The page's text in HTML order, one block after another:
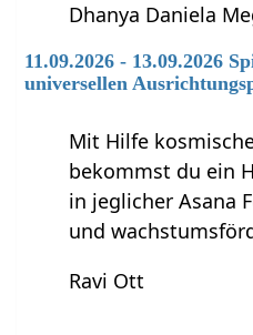
Dhanya Daniela
11.09.2026 - 13.09.2026
universellen
Mit Hilfe
bekommst du ein
in jeglicher Asana
und
Ravi Ott